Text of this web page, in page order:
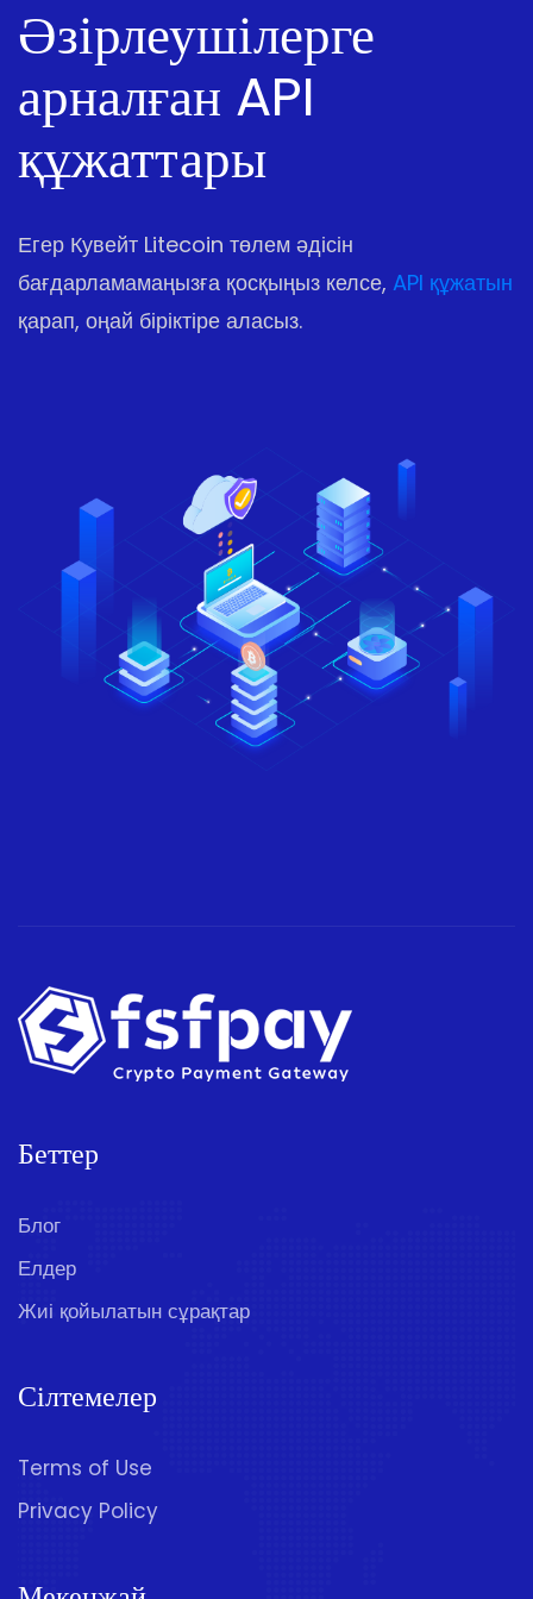
Әзірлеушілерге
арналған API
құжаттары
Егер Кувейт Litecoin төлем әдісін
бағдарламамаңызға қосқыңыз келсе, API құжатын
қарап, оңай біріктіре аласыз.
Беттер
Блог
Елдер
Жиі қойылатын сұрақтар
Сілтемелер
Terms of Use
Privacy Policy